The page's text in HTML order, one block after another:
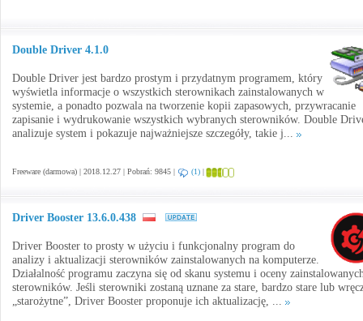
Double Driver 4.1.0
Double Driver jest bardzo prostym i przydatnym programem, który
wyświetla informacje o wszystkich sterownikach zainstalowanych w
systemie, a ponadto pozwala na tworzenie kopii zapasowych, przywracanie
zapisanie i wydrukowanie wszystkich wybranych sterowników. Double
analizuje system i pokazuje najważniejsze szczegóły, takie j...
Freeware (darmowa) | 2018.12.27 | Pobrań: 9845 | (1) |
Driver Booster 13.6.0.438
Driver Booster to prosty w użyciu i funkcjonalny program do
analizy i aktualizacji sterowników zainstalowanych na komputerze.
Działalność programu zaczyna się od skanu systemu i oceny
sterowników. Jeśli sterowniki zostaną uznane za stare, bardzo stare lub
„starożytne”, Driver Booster proponuje ich aktualizację, ...